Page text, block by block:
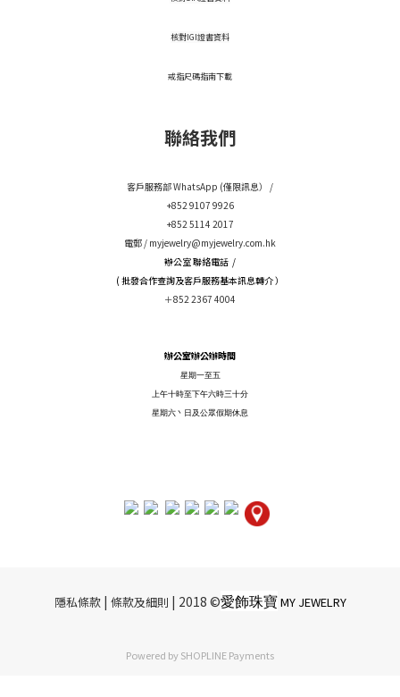
核對IGI證書資料
戒指尺碼指南下載
聯絡我們
客戶服務部 WhatsApp (僅限訊息） /
+852 9107 9926
+852 5114 2017
電郵 / myjewelry@myjewelry.com.hk
辦公室 聯絡電話 /
( 批發合作查詢及客戶服務基本訊息轉介 ）
＋852 2367 4004
辦公室辦公辦時間
星期一至五
上午十時至下午六時三十分
星期六丶日及公眾假期休息
隱私條款|​ ​ 條款及細則 | 2018 ©愛飾珠寶MY JEWELRY
Powered bySHOPLINE Payments